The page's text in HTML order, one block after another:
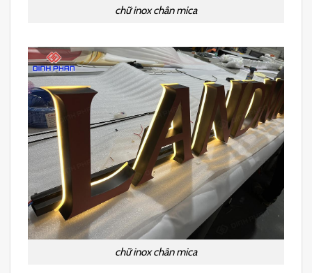
chữ inox chân mica
chữ inox chân mica